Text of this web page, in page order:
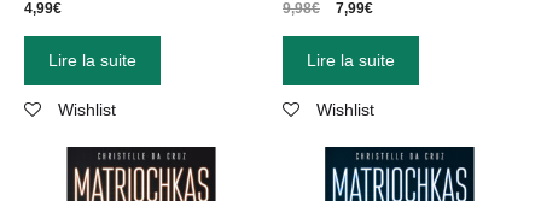
4,99€
Lire la suite
Wishlist
9,98€ 7,99€
Lire la suite
Wishlist